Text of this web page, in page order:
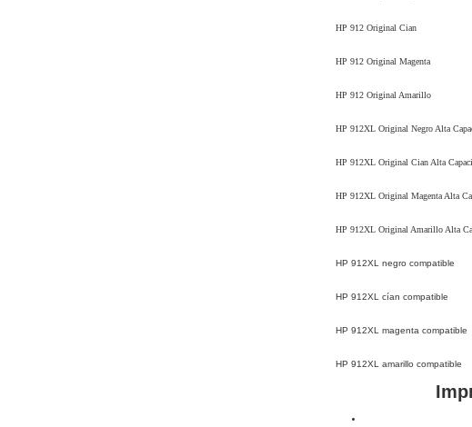
HP 912 Original Cian
HP 912 Original Magenta
HP 912 Original Amarillo
HP 912XL Original Negro Alta
HP 912XL Original Cian Alta
HP 912XL Original Magenta Alta
HP 912XL Original Amarillo Alta
HP 912XL negro compatible
HP 912XL cían compatible
HP 912XL magenta compatible
HP 912XL amarillo compatible